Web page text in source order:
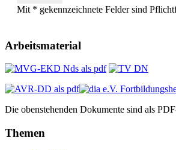
Mit * gekennzeichnete Felder sind
Arbeitsmaterial
Die obenstehenden Dokumente sind als
Themen